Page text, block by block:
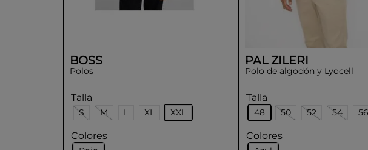
BOSS
Polos
Talla
S M L XL XXL
Colores
PAL ZILERI
Polo de algodón y Lyocell
Talla
48 50 52 54 56
Colores